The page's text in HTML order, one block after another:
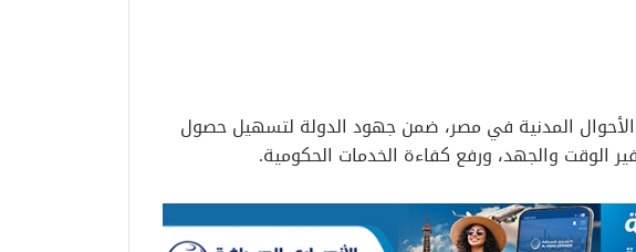
المدنية في مصر، ضمن جهود الدولة لتسهيل حصول
الوقت والجهد، ورفع كفاءة الخدمات الحكومية.